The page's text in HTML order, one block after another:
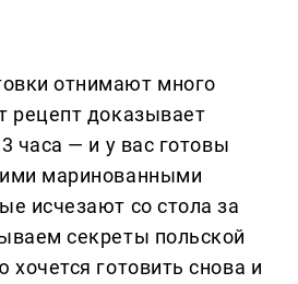
отнимают много
рецепт доказывает
часа — и у вас готовы
маринованными
исчезают со стола за
секреты польской
хочется готовить снова и